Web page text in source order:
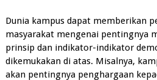
Dunia kampus dapat memberikan
masyarakat mengenai pentingnya
prinsip dan indikator-indikator
dikemukakan di atas. Misalnya,
akan pentingnya penghargaan